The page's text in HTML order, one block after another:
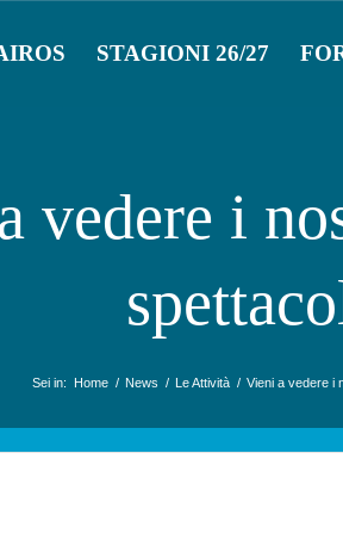
STAGIONI 26/27
vedere i
Sei in: Home / News / Le Attività / Vieni a vedere i